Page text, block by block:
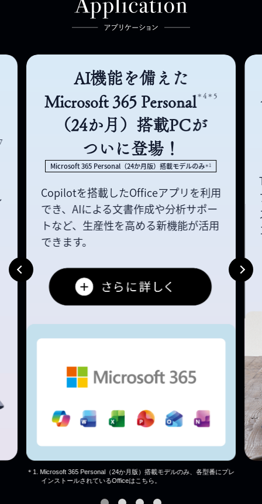
AI機能を備えた
Microsoft 365 Personal ＊4＊5
（24か月）搭載PCが
ついに登場！
Microsoft 365 Personal（24か月版）搭載モデルのみ＊1
Copilotを搭載したOfficeアプリを利用
でき、AIによる文書作成や分析サポー
トなど、生産性を高める新機能が活用
できます。
＊1. Microsoft 365 Personal（24か月版）搭載モデルのみ、各型番にプレ
インストールされているOfficeはこちら